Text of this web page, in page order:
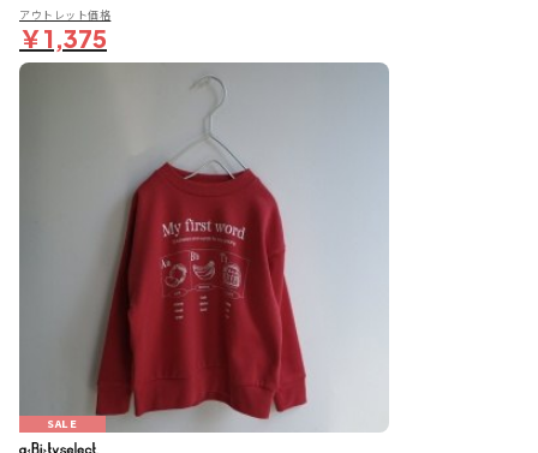
アウトレット価格
￥1,375
SALE